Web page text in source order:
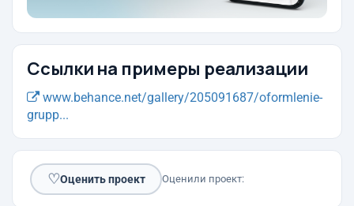
Ссылки на примеры реализации
www.behance.net/gallery/205091687/oformlenie-
grupp...
♡Оценить проект Оценили проект: